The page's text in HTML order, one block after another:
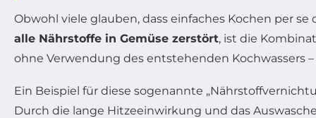
Obwohl viele glauben, dass einfaches Kochen per
alle Nährstoffe in Gemüse zerstört, ist die
ohne Verwendung des entstehenden
Ein Beispiel für diese sogenannte
Durch die lange Hitzeeinwirkung und das